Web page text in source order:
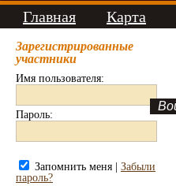
Главная Карта
Зарегистрированные
участники
Имя пользователя:
Пароль:
Запомнить меня | Забыли
пароль?